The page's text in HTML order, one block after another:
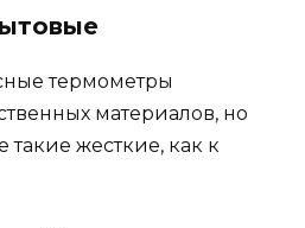
термометры
материалов, но
жесткие, как к